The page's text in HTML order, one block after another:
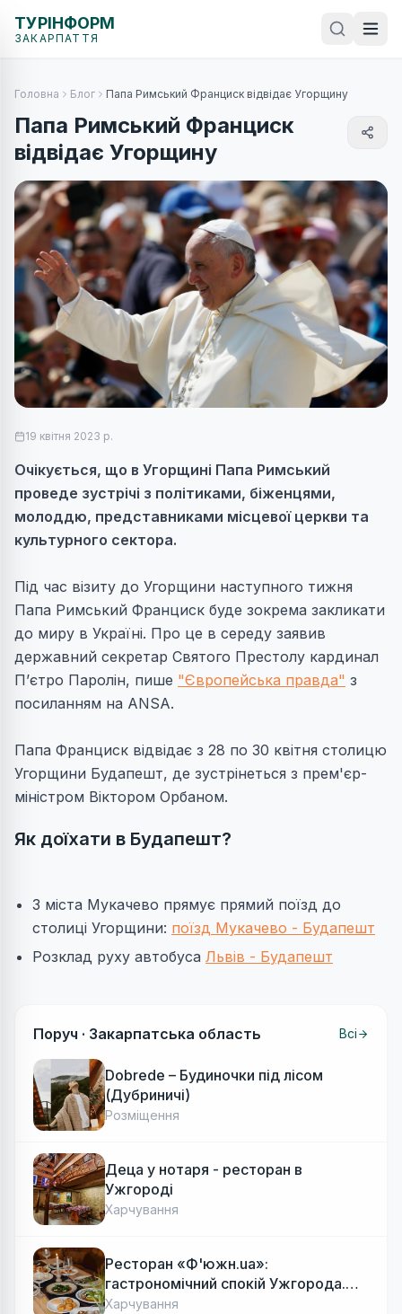
ТУРІНФОРМ
ЗАКАРПАТТЯ
Головна Блог Папа Римський Франциск відвідає Угорщину
Папа Римський Франциск
відвідає Угорщину
19 квітня 2023 р.
Очікується, що в Угорщині Папа Римський
проведе зустрічі з політиками, біженцями,
молоддю, представниками місцевої церкви та
культурного сектора.
Під час візиту до Угорщини наступного тижня
Папа Римський Франциск буде зокрема закликати
до миру в Україні. Про це в середу заявив
державний секретар Святого Престолу кардинал
П’єтро Паролін, пише "Європейська правда" з
посиланням на ANSA.
Папа Франциск відвідає з 28 по 30 квітня столицю
Угорщини Будапешт, де зустрінеться з прем'єр-
міністром Віктором Орбаном.
Як доїхати в Будапешт?
З міста Мукачево прямує прямий поїзд до
столиці Угорщини: поїзд Мукачево - Будапешт
Розклад руху автобуса Львів - Будапешт
Поруч · Закарпатська область Всі
Dobrede – Будиночки під лісом
(Дубриничі)
Розміщення
Деца у нотаря - ресторан в
Ужгороді
Харчування
Ресторан «Ф'южн.ua»:
гастрономічний спокій Ужгорода.
Авторська локальна кухня, затишок
Харчування